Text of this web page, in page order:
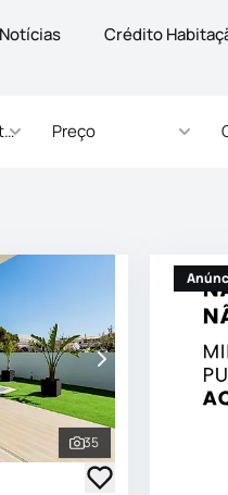
Notícias Crédito
Preço
Ver todas as
35